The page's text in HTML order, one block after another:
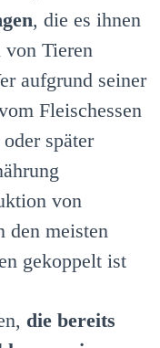
, die es ihnen
von Tieren
aufgrund seiner
Fleischessen
später
von
den meisten
gekoppelt ist
die bereits